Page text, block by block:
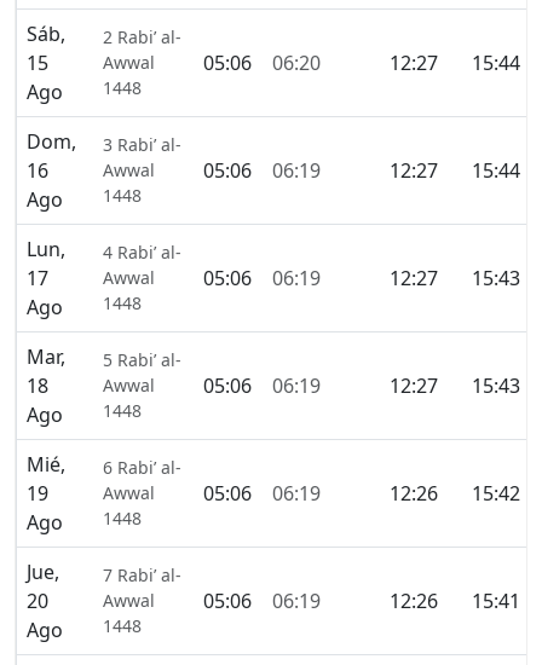
Sáb,
15
Ago
2 Rabi’ al-
Awwal
1448
05:06 06:20 12:27 15:44
Dom,
16
Ago
3 Rabi’ al-
Awwal
1448
05:06 06:19 12:27 15:44
Lun,
17
Ago
4 Rabi’ al-
Awwal
1448
05:06 06:19 12:27 15:43
Mar,
18
Ago
5 Rabi’ al-
Awwal
1448
05:06 06:19 12:27 15:43
Mié,
19
Ago
6 Rabi’ al-
Awwal
1448
05:06 06:19 12:26 15:42
Jue,
20
Ago
7 Rabi’ al-
Awwal
1448
05:06 06:19 12:26 15:41